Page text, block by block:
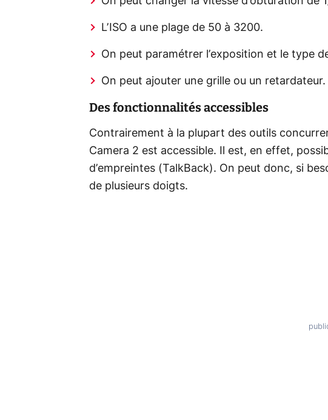
L’ISO a une plage de 50 à 3200.
On peut paramétrer l’exposition et le type
On peut ajouter une grille ou un retardateur.
Des fonctionnalités accessibles
Contrairement à la plupart des outils
Camera 2 est accessible. Il est, en effet,
d’empreintes (TalkBack). On peut donc, si
de plusieurs doigts.